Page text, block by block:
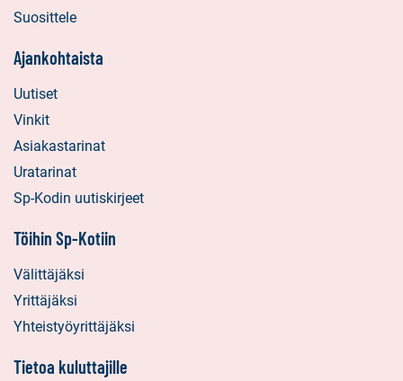
Suosittele
Ajankohtaista
Uutiset
Vinkit
Asiakastarinat
Uratarinat
Sp-Kodin uutiskirjeet
Töihin Sp-Kotiin
Välittäjäksi
Yrittäjäksi
Yhteistyöyrittäjäksi
Tietoa kuluttajille